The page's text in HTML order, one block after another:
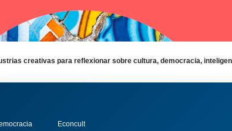
creativas para reflexionar sobre cultura, democracia,
Econcult